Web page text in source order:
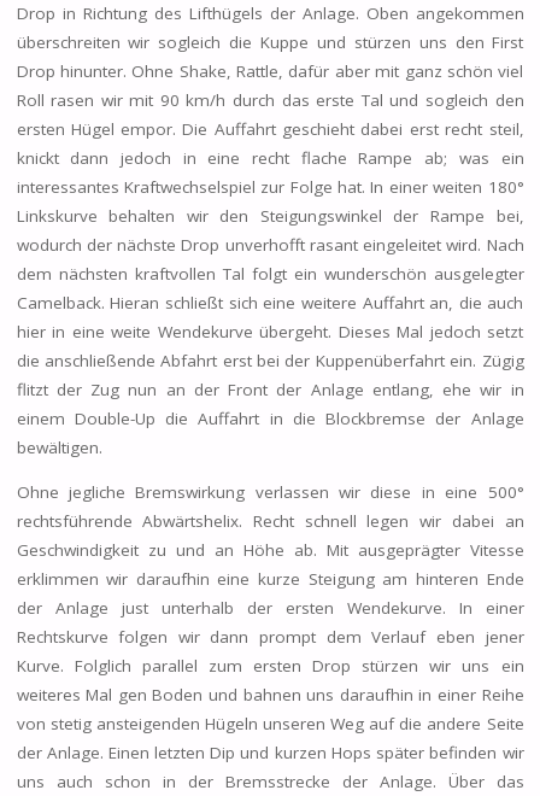
Drop in Richtung des Lifthügels der Anlage. Oben angekommen
überschreiten wir sogleich die Kuppe und stürzen uns den First
Drop hinunter. Ohne Shake, Rattle, dafür aber mit ganz schön viel
Roll rasen wir mit 90 km/h durch das erste Tal und sogleich den
ersten Hügel empor. Die Auffahrt geschieht dabei erst recht steil,
knickt dann jedoch in eine recht flache Rampe ab; was ein
interessantes Kraftwechselspiel zur Folge hat. In einer weiten 180°
Linkskurve behalten wir den Steigungswinkel der Rampe bei,
wodurch der nächste Drop unverhofft rasant eingeleitet wird. Nach
dem nächsten kraftvollen Tal folgt ein wunderschön ausgelegter
Camelback. Hieran schließt sich eine weitere Auffahrt an, die auch
hier in eine weite Wendekurve übergeht. Dieses Mal jedoch setzt
die anschließende Abfahrt erst bei der Kuppenüberfahrt ein. Zügig
flitzt der Zug nun an der Front der Anlage entlang, ehe wir in
einem Double-Up die Auffahrt in die Blockbremse der Anlage
bewältigen.
Ohne jegliche Bremswirkung verlassen wir diese in eine 500°
rechtsführende Abwärtshelix. Recht schnell legen wir dabei an
Geschwindigkeit zu und an Höhe ab. Mit ausgeprägter Vitesse
erklimmen wir daraufhin eine kurze Steigung am hinteren Ende
der Anlage just unterhalb der ersten Wendekurve. In einer
Rechtskurve folgen wir dann prompt dem Verlauf eben jener
Kurve. Folglich parallel zum ersten Drop stürzen wir uns ein
weiteres Mal gen Boden und bahnen uns daraufhin in einer Reihe
von stetig ansteigenden Hügeln unseren Weg auf die andere Seite
der Anlage. Einen letzten Dip und kurzen Hops später befinden wir
uns auch schon in der Bremsstrecke der Anlage. Über das